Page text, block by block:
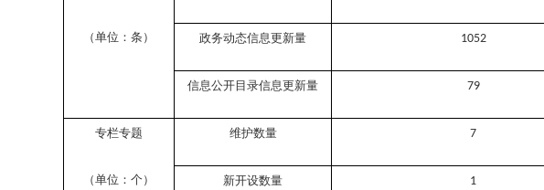
（单位：条） 政务动态信息更新量 1052
信息公开目录信息更新量 79
专栏专题
（单位：个）
维护数量 7
新开设数量 1